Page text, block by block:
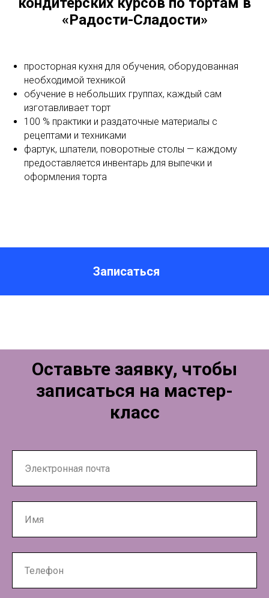
«Радости-Сладости»
просторная кухня для обучения, оборудованная
необходимой техникой
обучение в небольших группах, каждый сам
изготавливает торт
100 % практики и раздаточные материалы с
рецептами и техниками
фартук, шпатели, поворотные столы — каждому
предоставляется инвентарь для выпечки и
оформления торта
Записаться
Оставьте заявку, чтобы
записаться на мастер-
класс